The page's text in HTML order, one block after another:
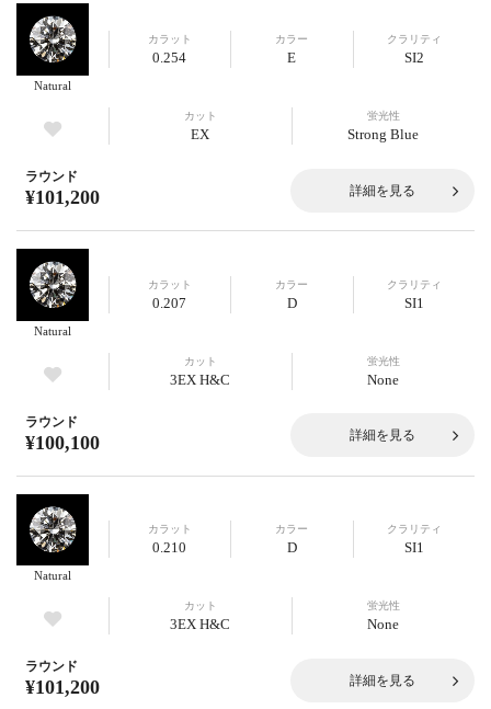
Natural
カラット
0.254
カラー
E
クラリティ
SI2
カット
EX
蛍光性
Strong Blue
ラウンド
¥101,200 詳細を見る
Natural
カラット
0.207
カラー
D
クラリティ
SI1
カット
3EX H&C
蛍光性
None
ラウンド
¥100,100 詳細を見る
Natural
カラット
0.210
カラー
D
クラリティ
SI1
カット
3EX H&C
蛍光性
None
ラウンド
¥101,200 詳細を見る